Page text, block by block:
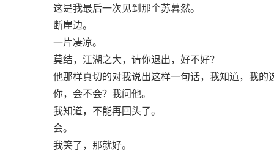
这是我最后一次见到那个苏暮然。
断崖边。
一片凄凉。
莫结，江湖之大，请你退出，好不好？
他那样真切的对我说出这样一句话，我知道，我的
你，会不会？我问他。
我知道，不能再回头了。
会。
我笑了，那就好。